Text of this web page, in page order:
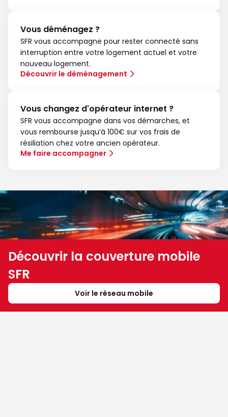
Vous déménagez ?
SFR vous accompagne pour rester connecté sans
interruption entre votre logement actuel et votre
nouveau logement.
Découvrir le déménagement
Vous changez d'opérateur internet ?
SFR vous accompagne dans vos démarches, et
vous rembourse jusqu’à 100€ sur vos frais de
résiliation chez votre ancien opérateur.
Me faire accompagner
Découvrir la couverture mobile
SFR
Voir le réseau mobile